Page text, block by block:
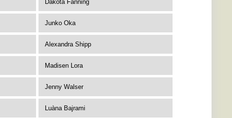
Dakota Fanning
Junko Oka
Alexandra Shipp
Madisen Lora
Jenny Walser
Luàna Bajrami